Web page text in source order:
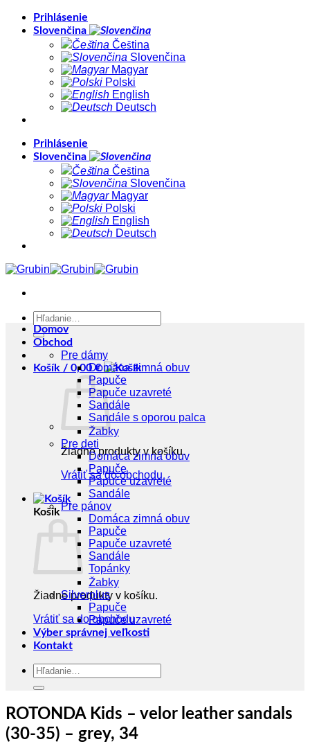
Skip
Prihlásenie
Slovenčina
Čeština
Slovenčina
Magyar
Polski
English
Deutsch
Prihlásenie
Slovenčina
Čeština
Slovenčina
Magyar
Polski
English
Deutsch
Hľadať:
Košík / 0,00€
Žiadne produkty v košíku.
Vrátiť sa do obchodu
Košík
Žiadne produkty v košíku.
Vrátiť sa do obchodu
Domov
Obchod
Pre dámy
Domáca zimná obuv
Papuče
Papuče uzavreté
Sandále
Sandále s oporou palca
Žabky
Pre deti
Domáca zimná obuv
Papuče
Papuče uzavreté
Sandále
Pre pánov
Domáca zimná obuv
Papuče
Papuče uzavreté
Sandále
Topánky
Žabky
Silverplus
Papuče
Papuče uzavreté
Výber správnej veľkosti
Kontakt
Hľadať:
ROTONDA Kids – velor leather sandals
(30-35) – grey, 34